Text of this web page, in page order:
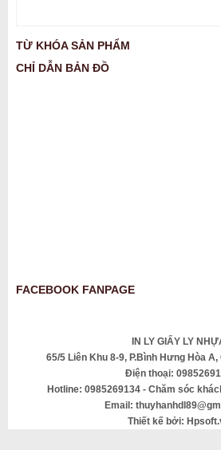
TỪ KHÓA SẢN PHẨM
CHỈ DẪN BẢN ĐỒ
FACEBOOK FANPAGE
IN LY GIẤY LY
65/5 Liên Khu 8-9, P.Bình Hưng Hòa A,
Điện thoại:
Hotline: 0985269134 - Chăm sóc
Email:
Thiết kế bởi: